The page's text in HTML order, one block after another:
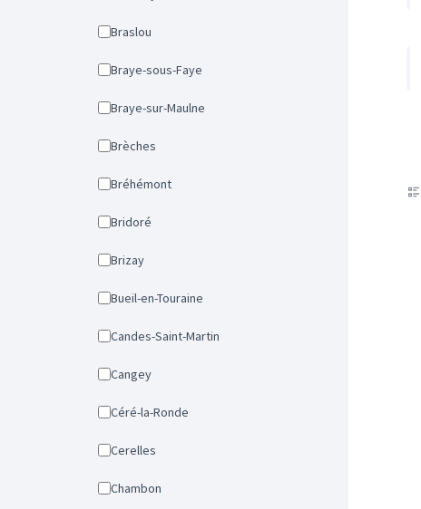
Braslou
Braye-sous-Faye
Braye-sur-Maulne
Brèches
Bréhémont
Bridoré
Brizay
Bueil-en-Touraine
Candes-Saint-Martin
Cangey
Céré-la-Ronde
Cerelles
Chambon